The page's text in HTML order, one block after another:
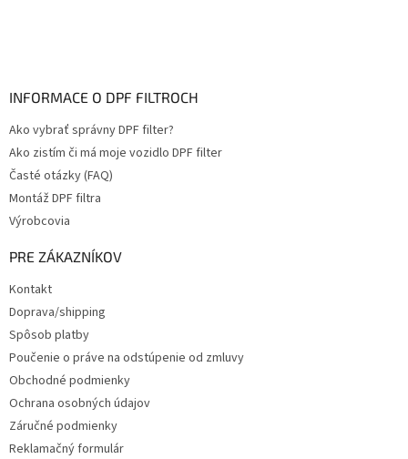
INFORMACE O DPF FILTROCH
Ako vybrať správny DPF filter?
Ako zistím či má moje vozidlo DPF filter
Časté otázky (FAQ)
Montáž DPF filtra
Výrobcovia
PRE ZÁKAZNÍKOV
Kontakt
Doprava/shipping
Spôsob platby
Poučenie o práve na odstúpenie od zmluvy
Obchodné podmienky
Ochrana osobných údajov
Záručné podmienky
Reklamačný formulár